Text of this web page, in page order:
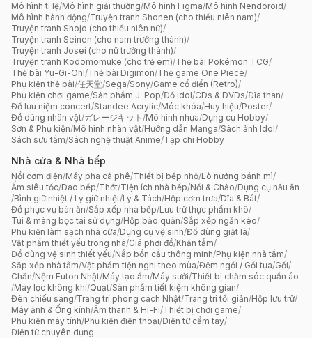
Mô hình tỉ lệ/Mô hình giải thưởng/Mô hình Figma/Mô hình Nendoroid/
Mô hình hành động/Truyện tranh Shonen (cho thiếu niên nam)/
Truyện tranh Shojo (cho thiếu niên nữ)/
Truyện tranh Seinen (cho nam trưởng thành)/
Truyện tranh Josei (cho nữ trưởng thành)/
Truyện tranh Kodomomuke (cho trẻ em)/Thẻ bài Pokémon TCG/
Thẻ bài Yu-Gi-Oh!/Thẻ bài Digimon/Thẻ game One Piece/
Phụ kiện thẻ bài/任天堂/Sega/Sony/Game cổ điển (Retro)/
Phụ kiện chơi game/Sản phẩm J-Pop/Đồ Idol/CDs & DVDs/Đĩa than/
Đồ lưu niệm concert/Standee Acrylic/Móc khóa/Huy hiệu/Poster/
Đồ dùng nhân vật/ガレージキット /Mô hình nhựa/Dụng cụ Hobby/
Sơn & Phụ kiện/Mô hình nhân vật/Hướng dẫn Manga/Sách ảnh Idol/
Sách sưu tầm/Sách nghệ thuật Anime/Tạp chí Hobby
Nhà cửa & Nhà bếp
Nồi cơm điện/Máy pha cà phê/Thiết bị bếp nhỏ/Lò nướng bánh mì/
Ấm siêu tốc/Dao bếp/Thớt/Tiện ích nhà bếp/Nồi & Chảo/Dụng cụ nấu ăn
/Bình giữ nhiệt / Ly giữ nhiệt/Ly & Tách/Hộp cơm trưa/Dĩa & Bát/
Đồ phục vụ bàn ăn/Sắp xếp nhà bếp/Lưu trữ thực phẩm khô/
Túi & màng bọc tái sử dụng/Hộp bảo quản/Sắp xếp ngăn kéo/
Phụ kiện làm sạch nhà cửa/Dụng cụ vệ sinh/Đồ dùng giặt là/
Vật phẩm thiết yếu trong nhà/Giá phơi đồ/Khăn tắm/
Đồ dùng vệ sinh thiết yếu/Nắp bồn cầu thông minh/Phụ kiện nhà tắm/
Sắp xếp nhà tắm/Vật phẩm tiện nghi theo mùa/Đệm ngồi / Gối tựa/Gối/
Chăn/Nệm Futon Nhật/Máy tạo ẩm/Máy sưởi/Thiết bị chăm sóc quần áo
/Máy lọc không khí/Quạt/Sản phẩm tiết kiệm không gian/
Đèn chiếu sáng/Trang trí phong cách Nhật/Trang trí tối giản/Hộp lưu trữ/
Máy ảnh & Ống kính/Âm thanh & Hi-Fi/Thiết bị chơi game/
Phụ kiện máy tính/Phụ kiện điện thoại/Điện tử cầm tay/
Điện tử chuyên dụng